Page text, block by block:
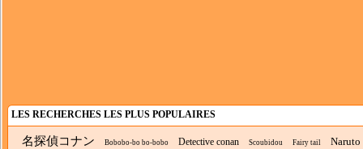
LES RECHERCHES LES PLUS POPULAIRES
名探偵コナン Bobobo-bo bo-bobo Detective conan Scoubidou Fairy tail Naruto